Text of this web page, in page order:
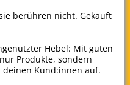
berühren nicht. Gekauft
Hebel: Mit guten
Produkte, sondern
Kund:innen auf.